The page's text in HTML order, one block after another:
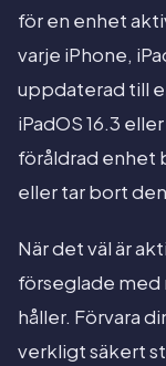
för en enhet
varje iPhone,
uppdaterad till
iPadOS 16.3
föråldrad enhet
eller tar bort
När det väl är
förseglade med
håller. Förvara
verkligt säkert